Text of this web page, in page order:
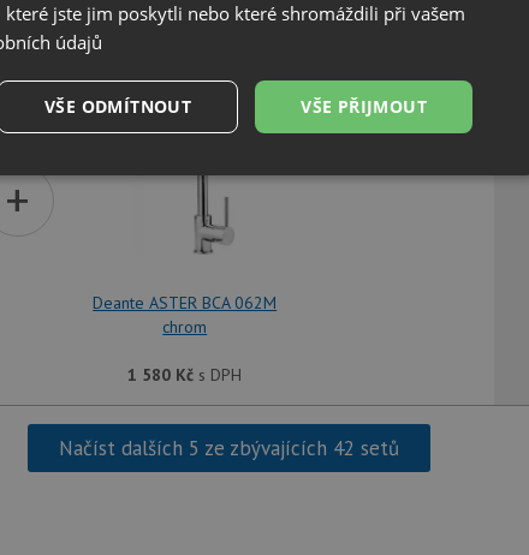
+
Deante ASTER BCA 062M
chrom
1 580 Kč s DPH
Načíst dalších 5 ze zbývajících 42 setů
jste jim poskytli nebo které shromáždili při vašem
údajů
VŠE PŘIJMOUT
VŠE ODMÍTNOUT
cílení Funkční soubory
Nezařazené
Funkční soubory
webových stránek, jako je přihlášení uživatele a správa účtu. Webové
používat.
Popis